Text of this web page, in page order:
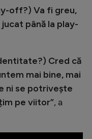
off?) Va fi greu,
până la play-
Cred că
mai bine, mai
ni se potrivește
pe viitor”, a